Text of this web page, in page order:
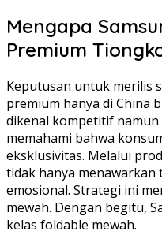
Mengapa
Premium
Keputusan untuk merilis
premium hanya di China
dikenal kompetitif
memahami bahwa
eksklusivitas. Melalui
tidak hanya
emosional. Strategi ini
mewah. Dengan begitu,
kelas foldable mewah.